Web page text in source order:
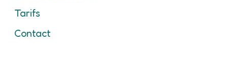
Tarifs
Contact